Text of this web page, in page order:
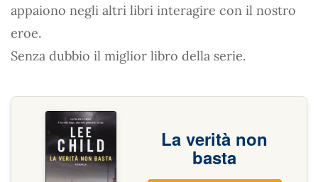
appaiono negli altri libri interagire con il nostro
eroe.
Senza dubbio il miglior libro della serie.
La verità non
basta